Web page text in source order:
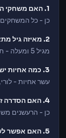
1. האם משחקי הרעשנים חינם?
כן - כל המשחקים
2. מאיזה גיל מתאים?
מגיל 5 ומעלה - תוכן קליל ומצחיק לכל הגיל.
3. כמה אחיות יש ללינקולן?
עשר אחיות - לורי,
4. האם הסדרה זמינה בעברית?
כן - הרעשנים
5. האם אפשר לשחק על נייד?